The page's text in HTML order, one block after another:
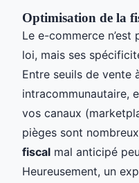
Optimisation de la
Le e-commerce
loi, mais ses
Entre seuils de vente
intracommunautaire,
vos canaux
pièges sont
fiscal mal anticipé
Heureusement, un